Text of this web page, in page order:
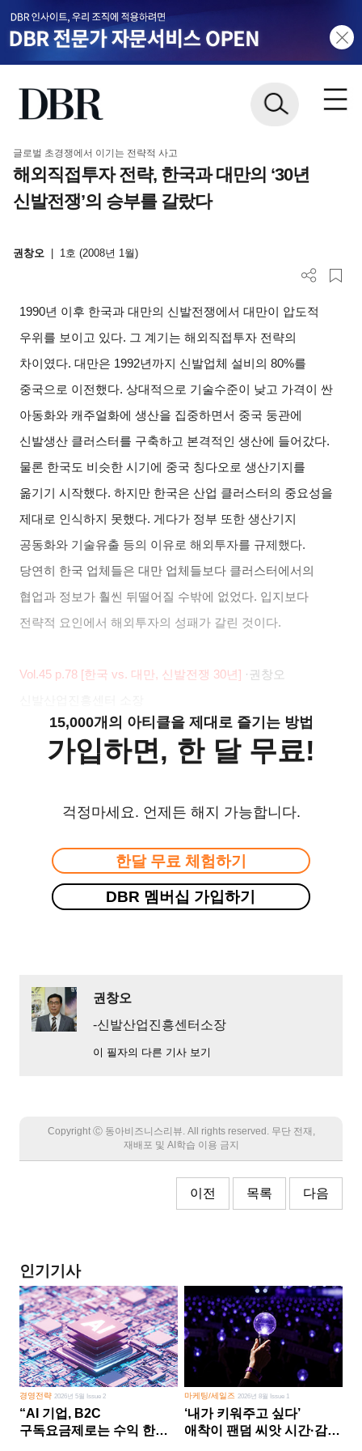
글로벌 초경쟁에서 이기는 전략적 사고
해외직접투자 전략, 한국과 대만의 ‘30년
신발전쟁’의 승부를 갈랐다
권창오 1호 (2008년 1월)
1990년 이후 한국과 대만의 신발전쟁에서 대만이 압도적
우위를 보이고 있다. 그 계기는 해외직접투자 전략의
차이였다. 대만은 1992년까지 신발업체 설비의 80%를
중국으로 이전했다. 상대적으로 기술수준이 낮고 가격이 싼
아동화와 캐주얼화에 생산을 집중하면서 중국 둥관에
신발생산 클러스터를 구축하고 본격적인 생산에 들어갔다.
물론 한국도 비슷한 시기에 중국 칭다오로 생산기지를
옮기기 시작했다. 하지만 한국은 산업 클러스터의 중요성을
제대로 인식하지 못했다. 게다가 정부 또한 생산기지
공동화와 기술유출 등의 이유로 해외투자를 규제했다.
당연히 한국 업체들은 대만 업체들보다 클러스터에서의
협업과 정보가 훨씬 뒤떨어질 수밖에 없었다. 입지보다
전략적 요인에서 해외투자의 성패가 갈린 것이다.
Vol.45 p.78 [한국 vs. 대만, 신발전쟁 30년] · 권창오
15,000개의 아티클을 제대로 즐기는 방법
가입하면, 한 달 무료!
걱정마세요. 언제든 해지 가능합니다.
한달 무료 체험하기
DBR 멤버십 가입하기
권창오
-신발산업진흥센터소장
이 필자의 다른 기사 보기
Copyright Ⓒ 동아비즈니스리뷰. All rights reserved. 무단 전재,
재배포 및 AI학습 이용 금지
이전 목록 다음
인기기사
경영전략 2026년 5월 Issue 2
“AI 기업, B2C
구독요금제로는 수익 한계
마케팅/세일즈 2026년 8월 Issue 1
‘내가 키워주고 싶다’
애착이 팬덤 씨앗 시간·감정